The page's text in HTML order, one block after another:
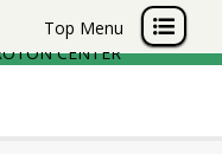
Top Menu
センター
CENTER